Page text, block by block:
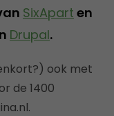
SixApart en
Drupal.
ook met
de 1400